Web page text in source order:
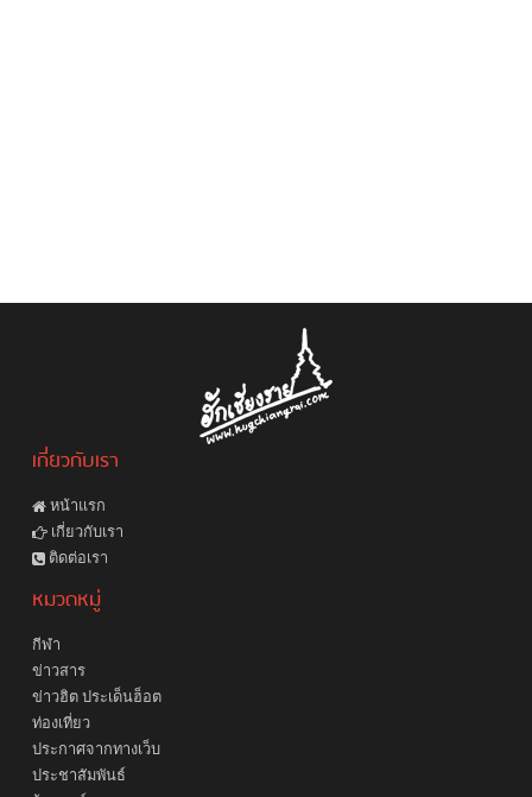
เกี่ยวกับเรา
หน้าแรก
เกี่ยวกับเรา
ติดต่อเรา
หมวดหมู่
กีฬา
ข่าวสาร
ข่าวฮิต ประเด็นฮ็อต
ท่องเที่ยว
ประกาศจากทางเว็บ
ประชาสัมพันธ์